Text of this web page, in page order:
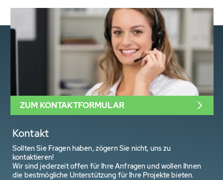
Kontakt
Sollten Sie Fragen haben, zögern Sie nicht, uns zu
kontaktieren!
Wir sind jederzeit offen für Ihre Anfragen und wollen Ihnen
die bestmögliche Unterstützung für Ihre Projekte bieten.
ZUM KONTAKTFORMULAR